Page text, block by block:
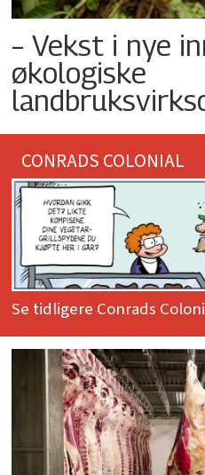
– Vekst i nye
økologiske
CONRADS COLONIAL
Se tidligere Conrads